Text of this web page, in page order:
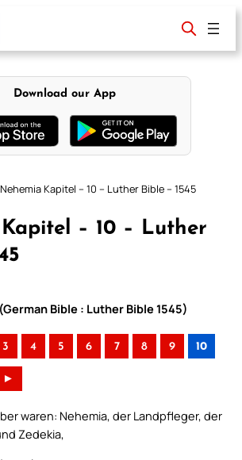
Download our App
Nehemia Kapitel – 10 – Luther Bible – 1545
– 10 – Luther
Bible : Luther Bible 1545)
3 4 5 6 7 8 9 10
►
waren: Nehemia, der Landpfleger, der
Zedekia,